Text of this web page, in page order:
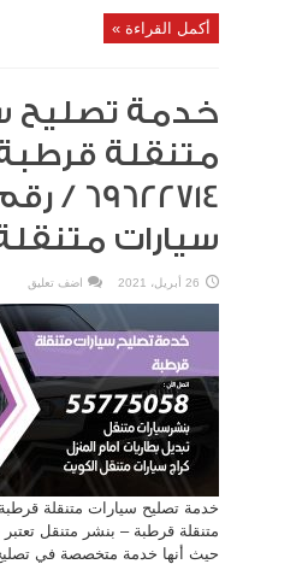
أكمل القراءة »
خدمة تصليح
متنقلة
سيارات
26 أبريل، 2021 اضف تعليق
خدمة تصليح سيارات متنقلة
متنقلة قرطبة – بنشر متنقل
حيث أنها خدمة متخصصة في